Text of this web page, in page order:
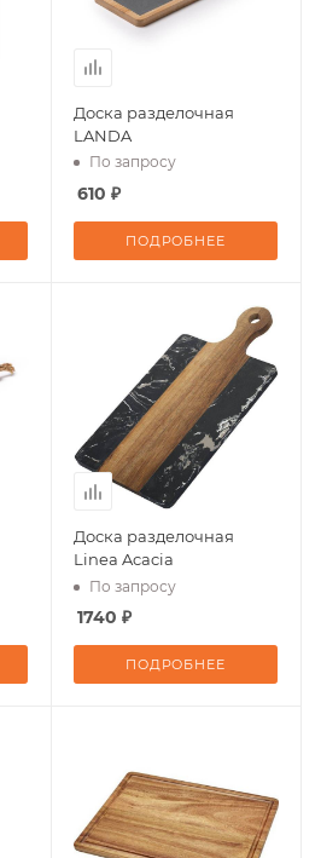
Доска разделочная
LANDA
По запросу
610 ₽
ПОДРОБНЕЕ
Доска разделочная
Linea Acacia
По запросу
1740 ₽
ПОДРОБНЕЕ